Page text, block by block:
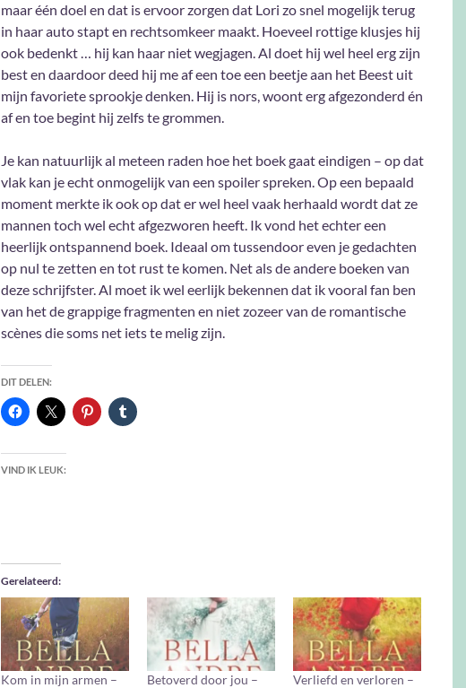
maar één doel en dat is ervoor zorgen dat Lori zo snel mogelijk terug
in haar auto stapt en rechtsomkeer maakt. Hoeveel rottige klusjes hij
ook bedenkt … hij kan haar niet wegjagen. Al doet hij wel heel erg zijn
best en daardoor deed hij me af een toe een beetje aan het Beest uit
mijn favoriete sprookje denken. Hij is nors, woont erg afgezonderd én
af en toe begint hij zelfs te grommen.
Je kan natuurlijk al meteen raden hoe het boek gaat eindigen – op dat
vlak kan je echt onmogelijk van een spoiler spreken. Op een bepaald
moment merkte ik ook op dat er wel heel vaak herhaald wordt dat ze
mannen toch wel echt afgezworen heeft. Ik vond het echter een
heerlijk ontspannend boek. Ideaal om tussendoor even je gedachten
op nul te zetten en tot rust te komen. Net als de andere boeken van
deze schrijfster. Al moet ik wel eerlijk bekennen dat ik vooral fan ben
van het de grappige fragmenten en niet zozeer van de romantische
scènes die soms net iets te melig zijn.
DIT DELEN:
VIND IK LEUK:
Gerelateerd
Kom in mijn armen –
Betoverd door jou –
Verliefd en verloren –